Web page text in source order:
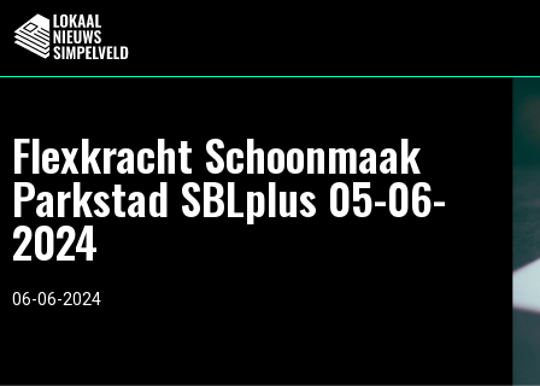
Flexkracht Schoonmaak
Parkstad SBLplus 05-06-
2024
06-06-2024